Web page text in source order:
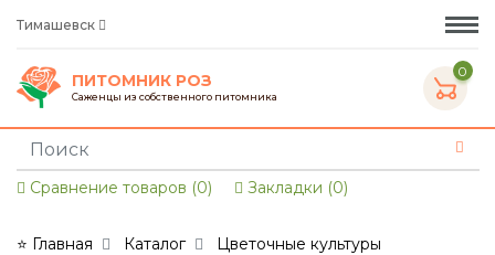
Тимашевск
ПИТОМНИК РОЗ
Саженцы из собственного питомника
0
Сравнение товаров (0) Закладки (0)
⭐ Главная Каталог
Цветочные культуры